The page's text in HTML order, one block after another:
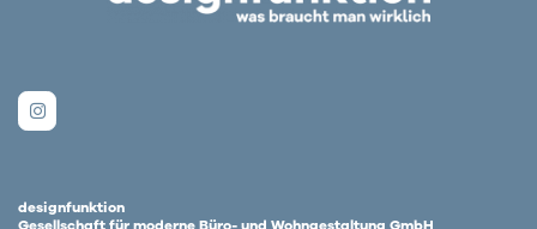
designfunktion
Gesellschaft für moderne Büro- und Wohngestaltung GmbH